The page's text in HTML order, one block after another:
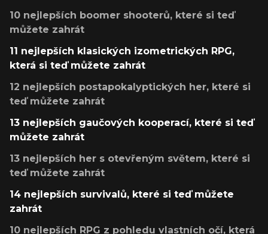
10 nejlepších boomer shooterů, které si teď
můžete zahrát
11 nejlepších klasických izometrických RPG,
která si teď můžete zahrát
12 nejlepších postapokalyptických her, které si
teď můžete zahrát
13 nejlepších gaučových kooperací, které si teď
můžete zahrát
13 nejlepších her s otevřeným světem, které si
teď můžete zahrát
14 nejlepších survivalů, které si teď můžete
zahrát
10 nejlepších RPG z pohledu vlastních očí, která